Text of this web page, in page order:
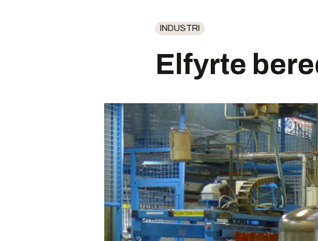
INDUSTRI
Elfyrte